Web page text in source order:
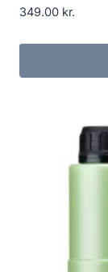
349.00 kr.